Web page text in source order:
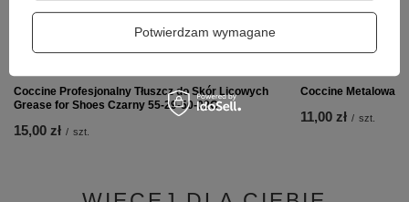
NIEZBĘDNE AKCESORIA
Coccine Metalowa
11,00 zł / szt.
Potwierdzam wymagane